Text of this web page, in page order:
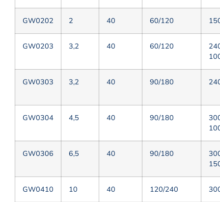
GW0202 2 40 60/120
GW0203 3,2 40 60/120
GW0303 3,2 40 90/180
GW0304 4,5 40 90/180
GW0306 6,5 40 90/180
GW0410 10 40 120/240